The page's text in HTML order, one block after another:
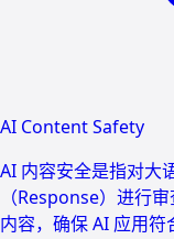
AI Content Safety
AI 内容安全是指对大
（Response）进行
内容，确保 AI 应用符